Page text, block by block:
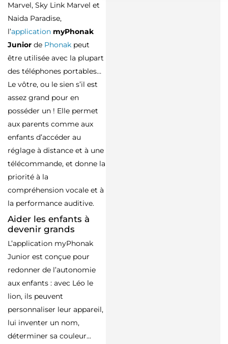
Marvel, Sky Link Marvel et
Naida Paradise,
l’application myPhonak
Junior de Phonak peut
être utilisée avec la plupart
des téléphones portables…
Le vôtre, ou le sien s’il est
assez grand pour en
posséder un ! Elle permet
aux parents comme aux
enfants d’accéder au
réglage à distance et à une
télécommande, et donne la
priorité à la
compréhension vocale et à
la performance auditive.
Aider les enfants à
devenir grands
L’application myPhonak
Junior est conçue pour
redonner de l’autonomie
aux enfants : avec Léo le
lion, ils peuvent
personnaliser leur appareil,
lui inventer un nom,
déterminer sa couleur…